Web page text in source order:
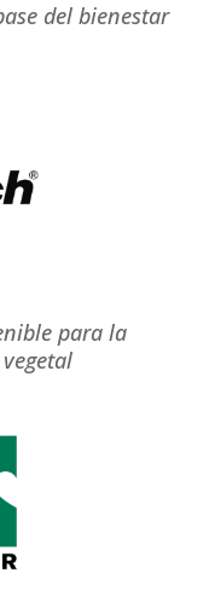
del bienestar
para la